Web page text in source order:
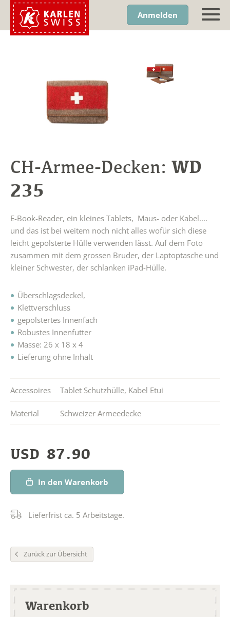
Anmelden
CH-Armee-Decken: WD
235
E-Book-Reader, ein kleines Tablets, Maus- oder Kabel....
und das ist bei weitem noch nicht alles wofür sich diese
leicht gepolsterte Hülle verwenden lässt. Auf dem Foto
zusammen mit dem grossen Bruder, der Laptoptasche und
kleiner Schwester, der schlanken iPad-Hülle.
Überschlagsdeckel,
Klettverschluss
gepolstertes Innenfach
Robustes Innenfutter
Masse: 26 x 18 x 4
Lieferung ohne Inhalt
Accessoires Tablet Schutzhülle, Kabel Etui
Material Schweizer Armeedecke
USD 87.90
In den Warenkorb
Lieferfrist ca. 5 Arbeitstage.
Zurück zur Übersicht
Warenkorb